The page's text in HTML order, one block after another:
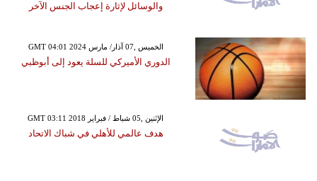
والوسائل لإثارة إعجاب الجنس الآخر
GMT 04:01 2024 الخميس ,07 آذار/ مارس
الدوري الأميركي للسلة يعود إلى أبوظبي
GMT 03:11 2018 الإثنين ,05 شباط / فبراير
هدف عالمي للأهلي في شباك الاتحاد